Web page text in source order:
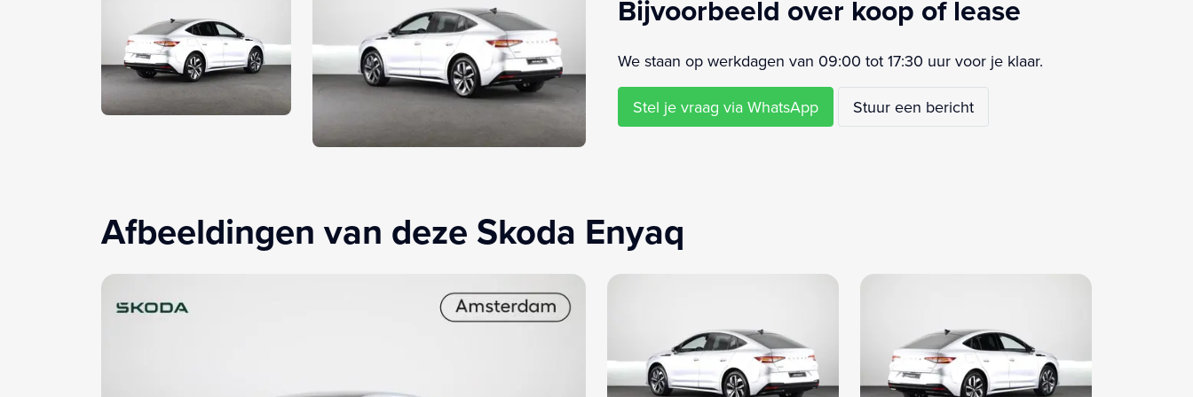
Bijvoorbeeld over koop of lease
We staan op werkdagen van 09:00 tot 17:30 uur voor je klaar.
Stel je vraag via WhatsApp Stuur een bericht
Afbeeldingen van deze Skoda Enyaq